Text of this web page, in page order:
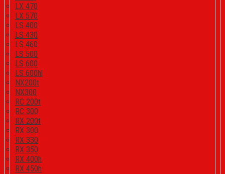
LX 470
LX 570
LS 400
LS 430
LS 460
LS 500
LS 600
LS 600hl
NX200t
NX300
RC 200t
RC 300
RX 200t
RX 300
RX 330
RX 350
RX 400h
RX 450h